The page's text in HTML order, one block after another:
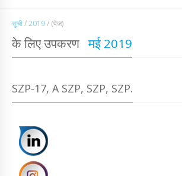
सूची/2019/ (पेज)
के लिए उपकरण मई 2019
SZP-17, A SZP, SZP, SZP.